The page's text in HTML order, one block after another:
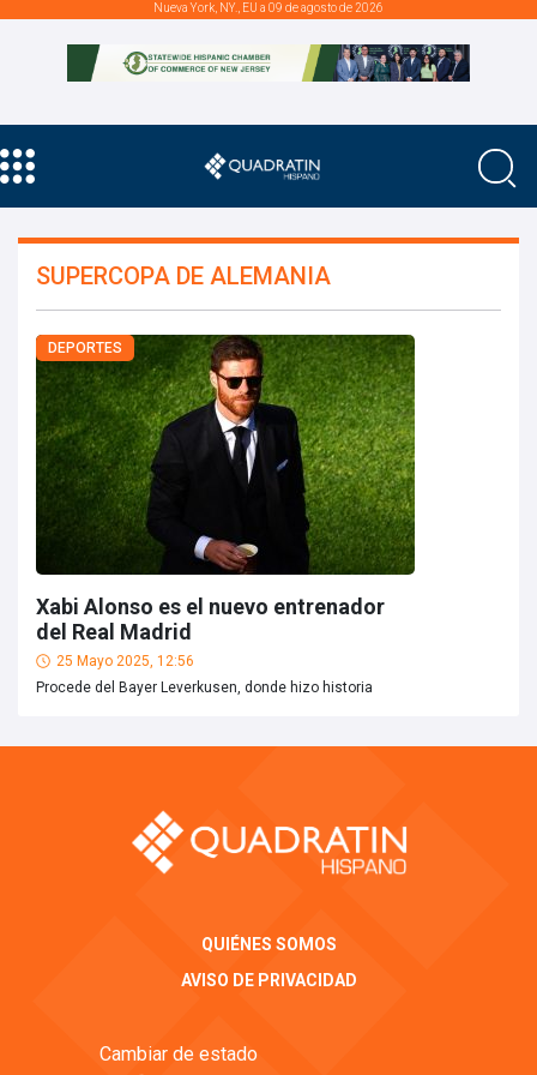
Nueva York, NY., EU a 09 de agosto de 2026
SUPERCOPA DE ALEMANIA
DEPORTES
Xabi Alonso es el nuevo entrenador
del Real Madrid
25 Mayo 2025, 12:56
Procede del Bayer Leverkusen, donde hizo historia
QUIÉNES SOMOS
AVISO DE PRIVACIDAD
Cambiar de estado